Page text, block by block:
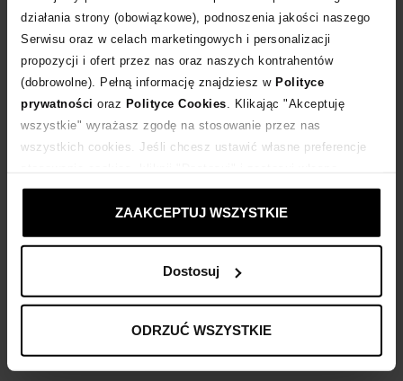
działania strony (obowiązkowe), podnoszenia jakości naszego
Serwisu oraz w celach marketingowych i personalizacji
propozycji i ofert przez nas oraz naszych kontrahentów
(dobrowolne). Pełną informację znajdziesz w Polityce
prywatności oraz Polityce Cookies . Klikając "Akceptuję
wszystkie" wyrażasz zgodę na stosowanie przez nas
wszystkich cookies. Jeśli chcesz ustawić własne preferencje
ustawienia prywatności.
ZAAKCEPTUJ WSZYSTKIE
Dostosuj
ODRZUĆ WSZYSTKIE
POWIADOM O DOSTAWIE
Dostawa od 0 zł
14 dni na zwrot towaru
+1368 punktówzyskujesz w Klubie Korzyści